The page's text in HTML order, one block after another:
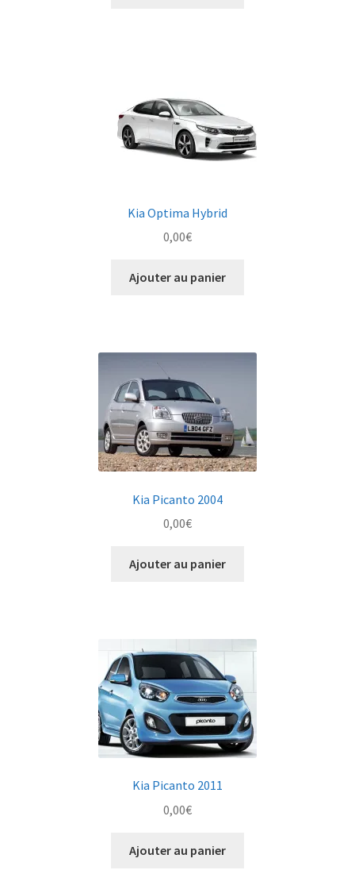
Kia Optima Hybrid
0,00€
Ajouter au panier
Kia Picanto 2004
0,00€
Ajouter au panier
Kia Picanto 2011
0,00€
Ajouter au panier